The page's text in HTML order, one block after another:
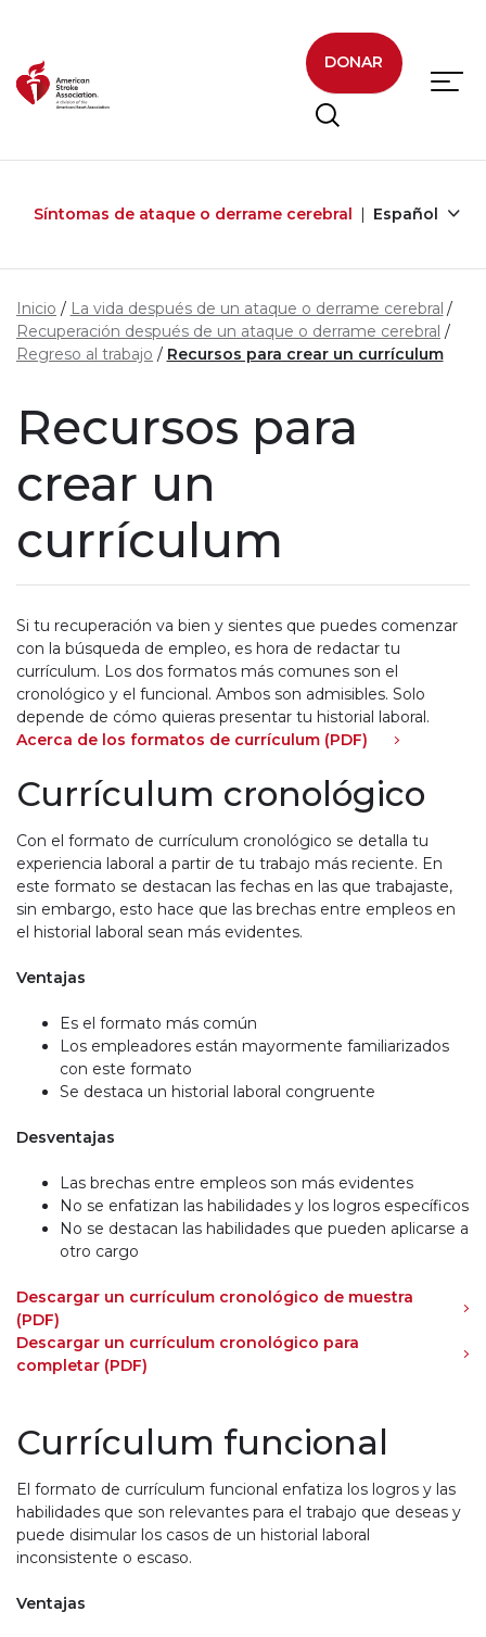
DONAR
Síntomas de ataque o derrame cerebral Español
Inicio
La vida después de un ataque o derrame cerebral
Recuperación después de un ataque o derrame cerebral
Regreso al trabajo
Recursos para crear un currículum
Recursos para
crear un
currículum
Si tu recuperación va bien y sientes que puedes comenzar
con la búsqueda de empleo, es hora de redactar tu
currículum. Los dos formatos más comunes son el
cronológico y el funcional. Ambos son admisibles. Solo
depende de cómo quieras presentar tu historial laboral.
Acerca de los formatos de currículum (PDF)
Currículum cronológico
Con el formato de currículum cronológico se detalla tu
experiencia laboral a partir de tu trabajo más reciente. En
este formato se destacan las fechas en las que trabajaste,
sin embargo, esto hace que las brechas entre empleos en
el historial laboral sean más evidentes.
Ventajas
Es el formato más común
Los empleadores están mayormente familiarizados
con este formato
Se destaca un historial laboral congruente
Desventajas
Las brechas entre empleos son más evidentes
No se enfatizan las habilidades y los logros específicos
No se destacan las habilidades que pueden aplicarse a
otro cargo
Descargar un currículum cronológico de muestra
(PDF)
Descargar un currículum cronológico para
completar (PDF)
Currículum funcional
El formato de currículum funcional enfatiza los logros y las
habilidades que son relevantes para el trabajo que deseas y
puede disimular los casos de un historial laboral
inconsistente o escaso.
Ventajas